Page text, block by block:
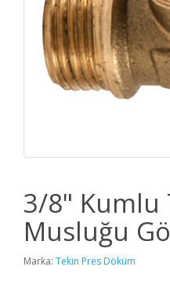
3/8" Kumlu
Musluğu
Marka: Tekin Pres Döküm